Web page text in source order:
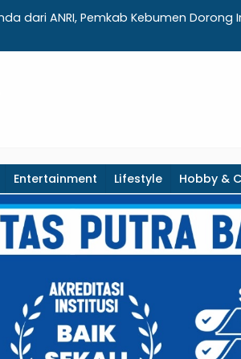
dari ANRI, Pemkab Kebumen Dorong
Entertainment Lifestyle Hobby &